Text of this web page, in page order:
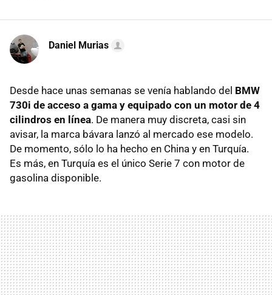
Daniel Murias
Desde hace unas semanas se venía hablando del BMW
730i de acceso a gama y equipado con un motor de 4
cilindros en línea. De manera muy discreta, casi sin
avisar, la marca bávara lanzó al mercado ese modelo.
De momento, sólo lo ha hecho en China y en Turquía.
Es más, en Turquía es el único Serie 7 con motor de
gasolina disponible.